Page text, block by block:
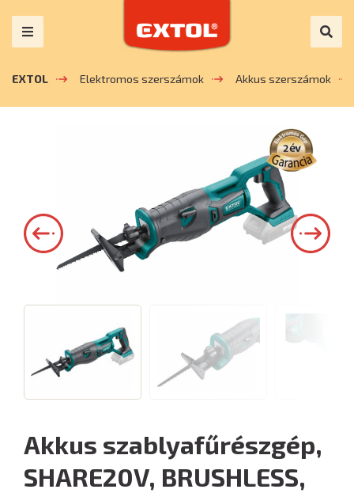
EXTOL Elektromos szerszámok Akkus szerszámok
Akkus szablyafűrészgép,
SHARE20V, BRUSHLESS,